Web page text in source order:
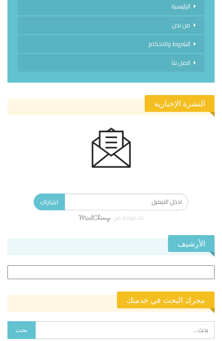
الرئيسية
من نحن
الشروط والاحكام
اتصل بنا
النشرة الإخبارية
اشتراك
مدعومة من
الأرشيف
محرك البحث في خدمتك